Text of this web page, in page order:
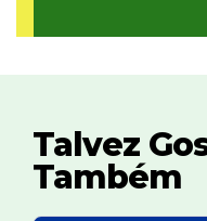
Talvez
Também